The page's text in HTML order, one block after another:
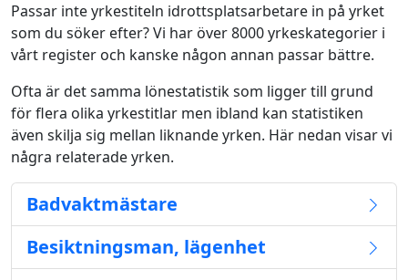
Passar inte yrkestiteln idrottsplatsarbetare in på yrket
som du söker efter? Vi har över 8000 yrkeskategorier i
vårt register och kanske någon annan passar bättre.
Ofta är det samma lönestatistik som ligger till grund
för flera olika yrkestitlar men ibland kan statistiken
även skilja sig mellan liknande yrken. Här nedan visar vi
några relaterade yrken.
Badvaktmästare
Besiktningsman, lägenhet